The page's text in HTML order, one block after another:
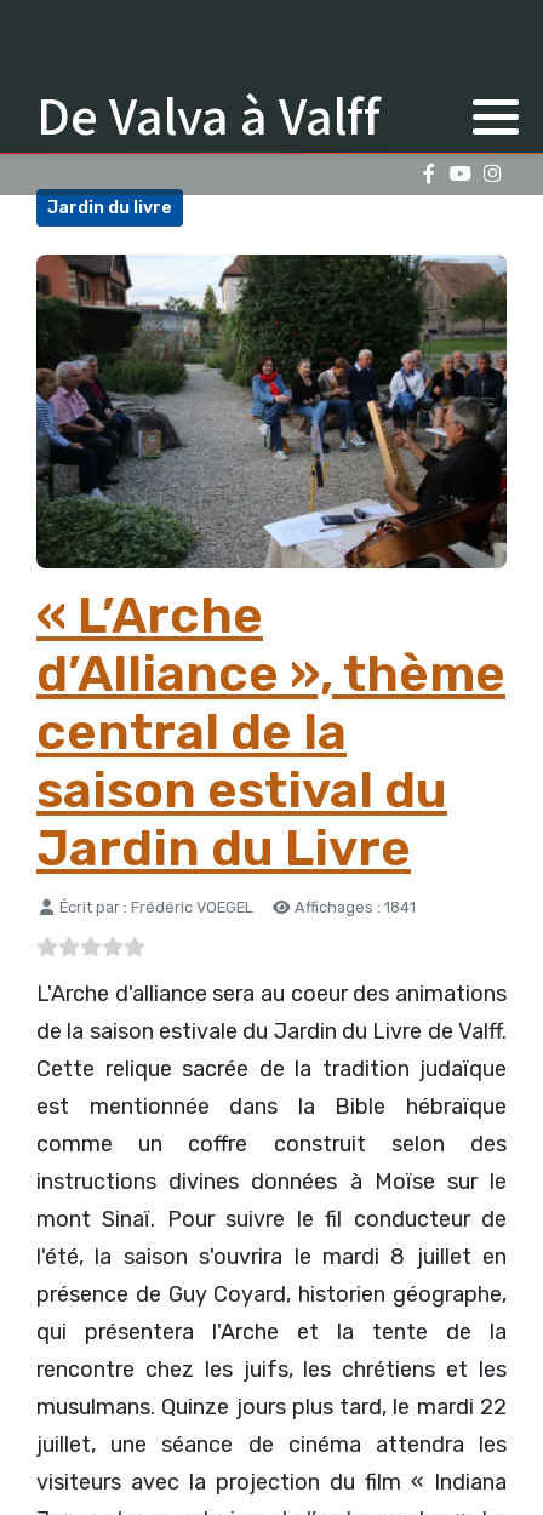
De Valva à Valff
Jardin du livre
« L’Arche
d’Alliance », thème
central de la
saison estival du
Jardin du Livre
Détails
Écrit par : Frédéric VOEGEL Affichages : 1841
L'Arche d'alliance sera au coeur des animations
de la saison estivale du Jardin du Livre de Valff.
Cette relique sacrée de la tradition judaïque
est mentionnée dans la Bible hébraïque
comme un coffre construit selon des
instructions divines données à Moïse sur le
mont Sinaï. Pour suivre le fil conducteur de
l'été, la saison s'ouvrira le mardi 8 juillet en
présence de Guy Coyard, historien géographe,
qui présentera l'Arche et la tente de la
rencontre chez les juifs, les chrétiens et les
musulmans. Quinze jours plus tard, le mardi 22
juillet, une séance de cinéma attendra les
visiteurs avec la projection du film « Indiana